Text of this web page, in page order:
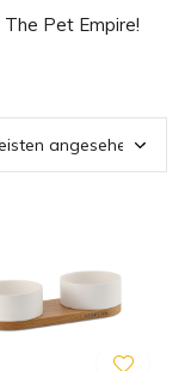
Pet Empire!
Sortiment an.